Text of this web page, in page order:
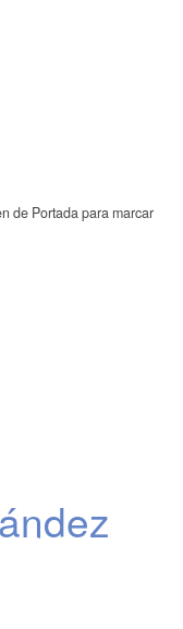
de Portada para marcar